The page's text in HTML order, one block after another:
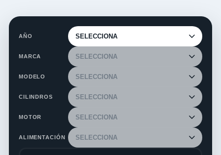
AÑO
MARCA
MODELO
CILINDROS
MOTOR
ALIMENTACIÓN